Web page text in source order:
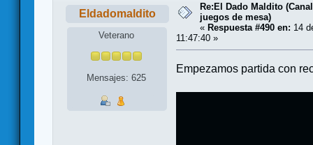
Eldadomaldito
Veterano
Mensajes: 625
Re:El Dado Maldito
juegos de mesa)
« Respuesta #490 en: 14
11:47:40 »
Empezamos partida con